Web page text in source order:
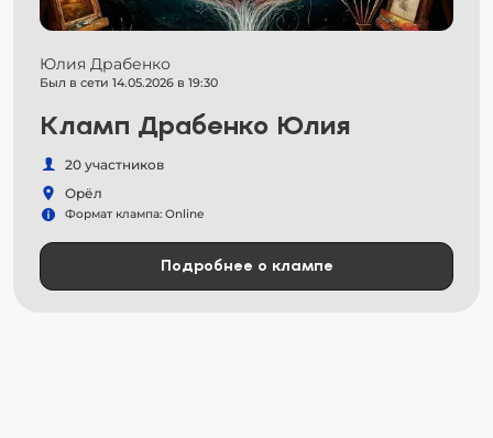
Юлия Драбенко
Был в сети 14.05.2026 в 19:30
Кламп Драбенко Юлия
20 участников
Орёл
Формат клампа: Online
Подробнее о клампе